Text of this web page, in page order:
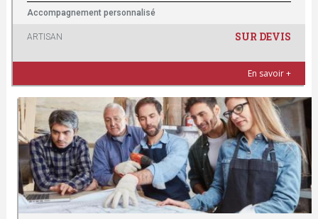
Accompagnement personnalisé
ARTISAN SUR DEVIS
En savoir +